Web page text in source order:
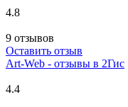
4.8
9 отзывов
Оставить отзыв
Art-Web - отзывы в 2Гис
4.4